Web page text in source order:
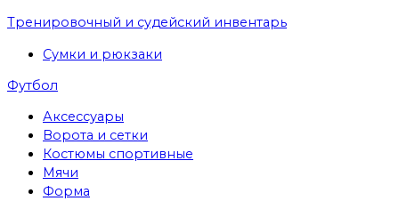
Тренировочный и судейский инвентарь
Сумки и рюкзаки
Футбол
Аксессуары
Ворота и сетки
Костюмы спортивные
Мячи
Форма